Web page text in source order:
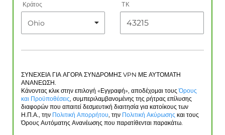
Κράτος ΤΚ
ΣΥΝΕΧΕΙΑ ΓΙΑ ΑΓΟΡΑ ΣΥΝΔΡΟΜΗΣ VPN ΜΕ ΑΥΤΟΜΑΤΗ
ΑΝΑΝΕΩΣΗ.
Κάνοντας κλικ στην επιλογή «Εγγραφή», αποδέχομαι τουςΌρους
και Προϋποθέσεις, συμπεριλαμβανομένης της ρήτρας επίλυσης
διαφορών που απαιτεί δεσμευτική διαιτησία για κατοίκους των
Η.Π.Α., την Πολιτική Απορρήτου, την Πολιτική Ακύρωσης και τους
Όρους Αυτόματης Ανανέωσης που παρατίθενται παρακάτω.